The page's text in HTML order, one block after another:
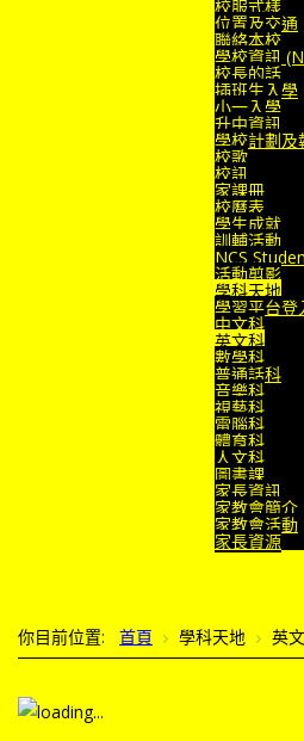
校服式樣
位置及交通
聯絡本校
學校資訊
校長的話
插班生入學
小一入學
升中資訊
學校計劃及
校歌
校訊
家課冊
校曆表
學生成就
訓輔活動
NCS
活動剪影
學科天地
學習平台登
中文科
英文科
數學科
普通話科
音樂科
視藝科
電腦科
體育科
人文科
圖書課
家長資訊
家教會簡介
家教會活動
家長資源
你目前位置: 首頁 學科天地 英